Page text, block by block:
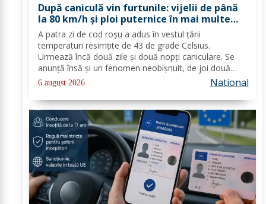
După caniculă vin furtunile: vijelii de până
la 80 km/h și ploi puternice în mai multe
zone
A patra zi de cod roşu a adus în vestul ţării
temperaturi resimţite de 43 de grade Celsius.
Urmează încă două zile şi două nopţi caniculare. Se
anunţă însă şi un fenomen neobişnuit, de joi două
alerte extreme vor fi în vigoare în acelaşi timp în mare
parte din ţară: un cod de caniculă şi unul de...
6 august 2026 National